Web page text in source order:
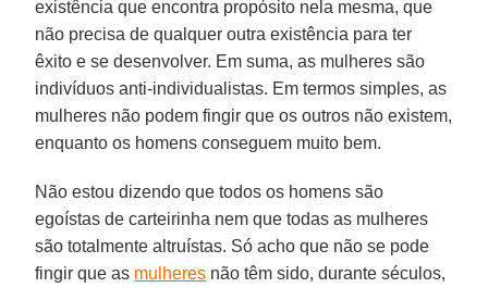
existência que encontra propósito nela mesma, que
não precisa de qualquer outra existência para ter
êxito e se desenvolver. Em suma, as mulheres são
indivíduos anti-individualistas. Em termos simples, as
mulheres não podem fingir que os outros não existem,
enquanto os homens conseguem muito bem.
Não estou dizendo que todos os homens são
egoístas de carteirinha nem que todas as mulheres
são totalmente altruístas. Só acho que não se pode
fingir que as mulheres não têm sido, durante séculos,